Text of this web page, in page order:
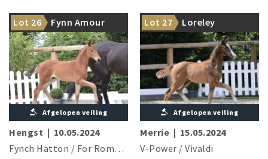
Lot 26 Fynn Amour
Future star Bon my Love is
brother of the dam
Afgelopen veiling
Hengst | 10.05.2024
Fynch Hatton / For Romance I
Lot 27 Loreley
Grand Prix star Au Revoir is
brother of the granddam
Afgelopen veiling
Merrie | 15.05.2024
V-Power / Vivaldi